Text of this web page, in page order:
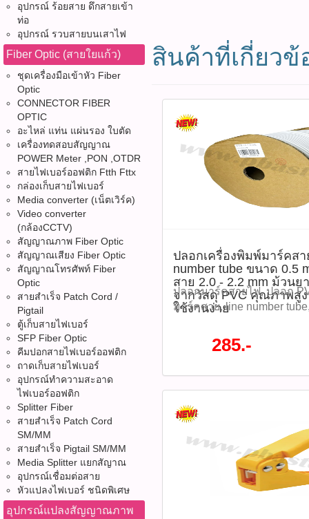
อุปกรณ์ ร้อยสาย ดึกสายเข้า
ท่อ
อุปกรณ์ รวบสายบนเสาไฟ
Fiber Optic (สายใยแก้ว)
ชุดเครื่องมือเข้าหัว Fiber
Optic
CONNECTOR FIBER
OPTIC
อะไหล่ แท่น แผ่นรอง ใบตัด
เครื่องทดสอบสัญญาณ
POWER Meter ,PON ,OTDR
สายไฟเบอร์ออฟติก Ftth Fttx
กล่องเก็บสายไฟเบอร์
Media converter (เน็ตเวิร์ค)
Video converter
(กล้องCCTV)
สัญญาณภาพ Fiber Optic
สัญญาณเสียง Fiber Optic
สัญญาณโทรศัพท์ Fiber
Optic
สายสำเร็จ Patch Cord /
Pigtail
ตู้เก็บสายไฟเบอร์
SFP Fiber Optic
คีมปอกสายไฟเบอร์ออฟติก
ถาดเก็บสายไฟเบอร์
อุปกรณ์ทำความสะอาด
ไฟเบอร์ออฟติก
Splitter Fiber
สายสำเร็จ Patch Cord
SM/MM
สายสำเร็จ Pigtail SM/MM
Media Splitter แยกสัญาณ
อุปกรณ์เชื่อมต่อสาย
หัวแปลงไฟเบอร์ ชนิดพิเศษ
อุปกรณ์แปลงสัญญาณภาพ
สินค้าที่เกี่ยวข้
ปลอกเครื่องพิมพ์มาร์คสา
number tube ขนาด 0.5
สาย 2.0 - 2.2 mm ม้วนย
จากวัสดุ PVC คุณภาพสู
ใช้งานง่าย
ปลอกมาร์คสายไฟ, ปลอก
มาร์คสาย, line number
มาร์คสายไฟม้วน 140 เมต
อุปกรณ์มาร์คสาย, ปลอกสา
Line number tube ขนาด
สาย 2.0 - 2.2 mm ม้วนยาว
วัสดุ PVC คุณภาพสูง แข็งแ
ง่าย เหมาะสำหรับใส่สายไ
อักษร หรือสัญลักษณ์ต่าง ๆ
ให้ดูเป็นระบบระเบียบมาก
285.-